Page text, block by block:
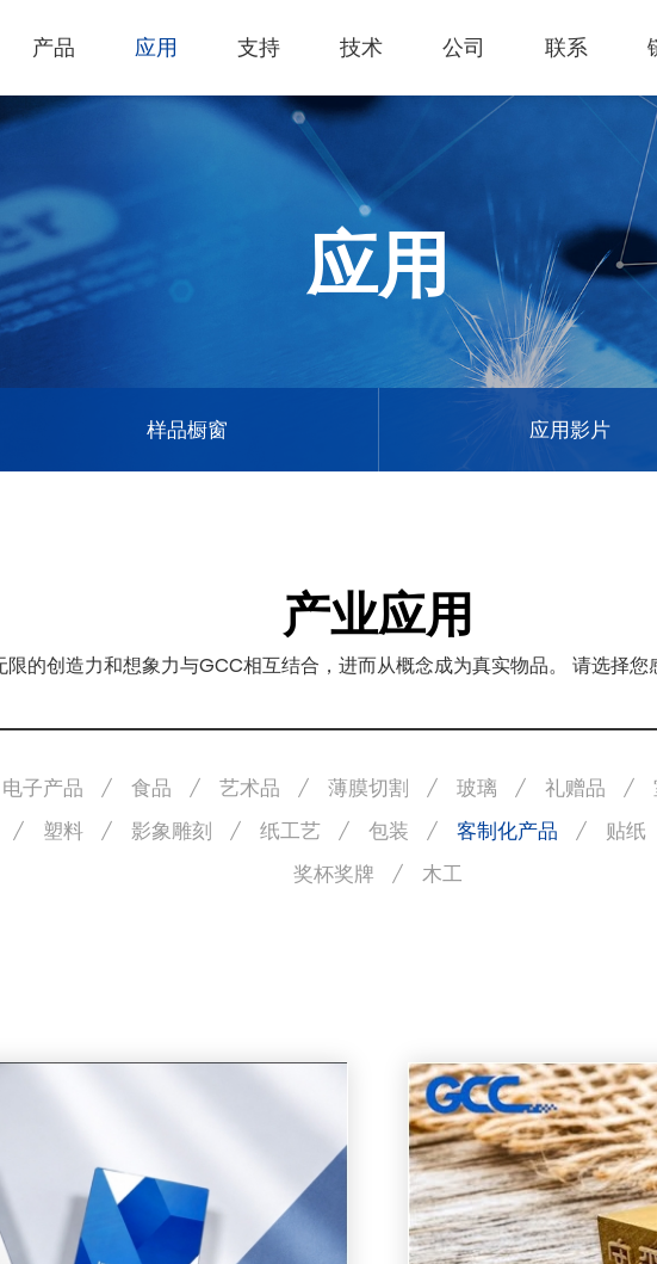
产品
电脑割字机 激光雕刻机
光打标机
应用
热门应用
礼赠品
首饰
印章
陈列展示
成
支持
过保固服务
技术
知识专区
公司
关于我们
创新技术
客户服务
里程碑
公司沿革
产品历
荣誉和认证 新闻和
最新消
参展消息
联系
产品咨询
其他问题
GCC 联系信息
Financing Service
GCC Web Shop
GCC Club
代理商入口
应用
样品橱窗 应用影片
产业应用
的创造力和想象力与GCC相互结合，进而从概念成为真实物品。 请选择您
电子产品 食品 艺术品 薄膜切割 玻璃 礼赠品
塑料 影象雕刻 纸工艺 包装 客制化产品 贴纸
奖杯奖牌
木工